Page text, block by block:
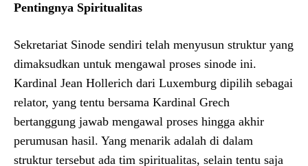
Pentingnya Spiritualitas
Sekretariat Sinode sendiri telah menyusun struktur yang
dimaksudkan untuk mengawal proses sinode ini.
Kardinal Jean Hollerich dari Luxemburg dipilih sebagai
relator, yang tentu bersama Kardinal Grech
bertanggung jawab mengawal proses hingga akhir
perumusan hasil. Yang menarik adalah di dalam
struktur tersebut ada tim spiritualitas, selain tentu saja